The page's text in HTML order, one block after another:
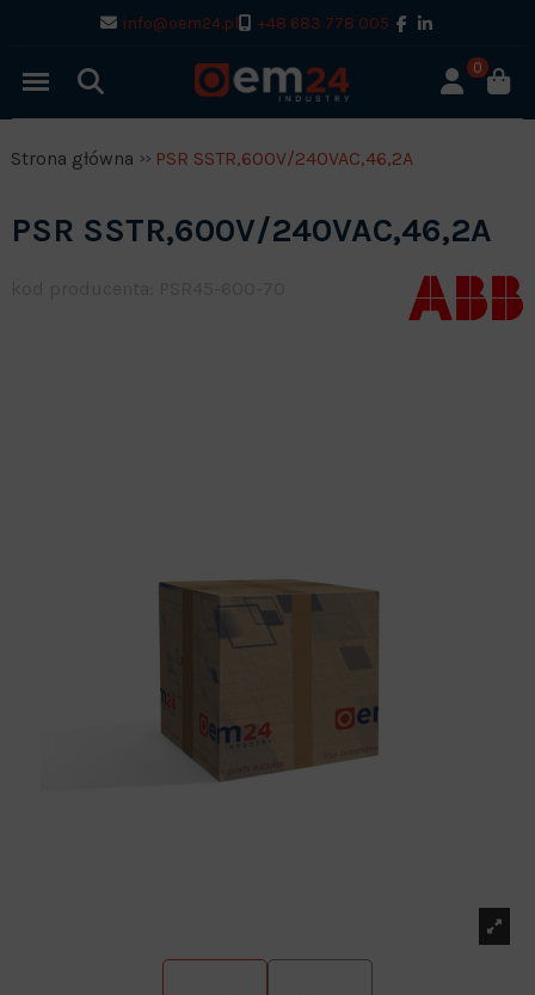
info@oem24.pl +48 683 778 005
0
Strona główna PSR SSTR,600V/240VAC,46,2A
PSR SSTR,600V/240VAC,46,2A